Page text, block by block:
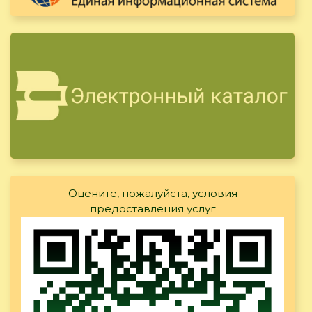
Оцените, пожалуйста, условия
предоставления услуг